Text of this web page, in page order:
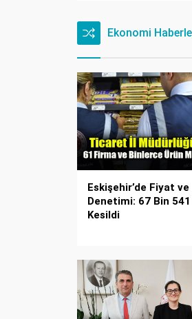
Ekonomi
Eskişehir’de Fiyat
Denetimi: 67 Bin
Kesildi